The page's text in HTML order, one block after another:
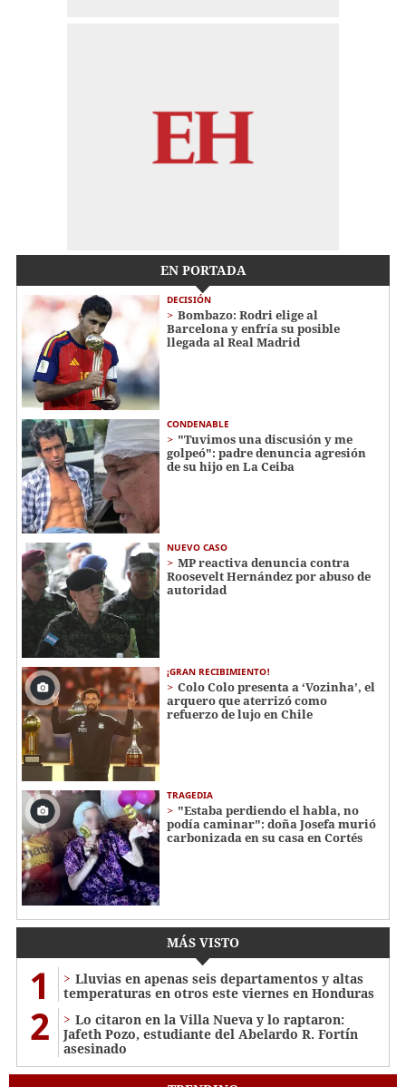
EN PORTADA
DECISIÓN
Bombazo: Rodri elige al
Barcelona y enfría su posible
llegada al Real Madrid
CONDENABLE
"Tuvimos una discusión y me
golpeó": padre denuncia agresión
de su hijo en La Ceiba
NUEVO CASO
MP reactiva denuncia contra
Roosevelt Hernández por abuso de
autoridad
¡GRAN RECIBIMIENTO!
Colo Colo presenta a ‘Vozinha’, el
arquero que aterrizó como
refuerzo de lujo en Chile
TRAGEDIA
"Estaba perdiendo el habla, no
podía caminar": doña Josefa murió
carbonizada en su casa en Cortés
MÁS VISTO
1
Lluvias en apenas seis departamentos y altas
temperaturas en otros este viernes en Honduras
2
Lo citaron en la Villa Nueva y lo raptaron:
Jafeth Pozo, estudiante del Abelardo R. Fortín
asesinado